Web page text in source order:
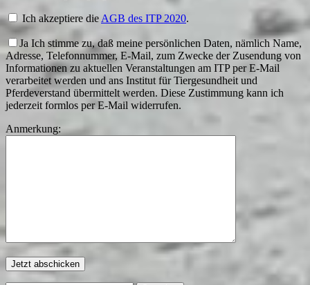
Ich akzeptiere die AGB des ITP 2020.
Ja Ich stimme zu, daß meine persönlichen Daten, nämlich Name,
Adresse, Telefonnummer, E-Mail, zum Zwecke der Zusendung von
Informationen zu aktuellen Veranstaltungen am ITP per E-Mail
verarbeitet werden und ans Institut für Tiergesundheit und
Pferdeverstand übermittelt werden. Diese Zustimmung kann ich
jederzeit formlos per E-Mail widerrufen.
Anmerkung: